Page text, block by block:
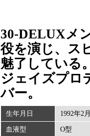
30-DELUXメ
役を演じ、ス
魅了している
ジェイズプロ
バー。
生年月日 1992年2
血液型 O型